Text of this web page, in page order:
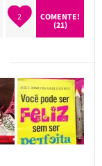
2
COMENTE!
(21)